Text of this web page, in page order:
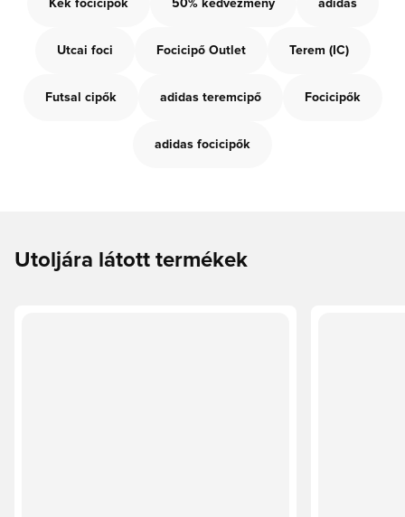
Kék focicipők 50% kedvezmény adidas
Utcai foci Focicipő Outlet Terem (IC)
Futsal cipők adidas teremcipő Focicipők
adidas focicipők
Utoljára látott termékek